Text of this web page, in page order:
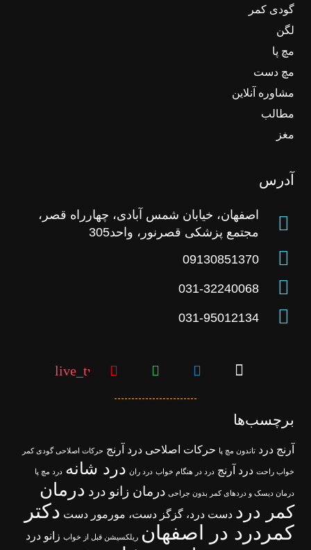
گودی کمر
لگن
مچ پا
مچ دست
مشاوره آنلاین
مطالب
مغز
آدرس
اصفهان، خیابان شمس آبادی، چهارراه قصر،
مجتمع پزشکی قصرنور، واحد305
09130851370
031-32240068
031-95012134
live_tv
برچسب‌ها
آرنج درد تاندون مچ پا حرکات اصلاحی درد آرنج حرکات اصلاحی گودی کمر
خواب راحت درد آرنج درد در هنگام خواب درد ران درد شانه درد مچ پا
درمان دیسک و دردهای کمر بدون جراحی درمان زانو درد درمان
کمر درد دست درد، گزگز دست، مورمور دست دکتر
کمردرد در اصفهان ریلکسیشن قبل از خواب زانو درد